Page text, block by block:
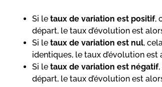
Si le taux de variation est positif,
départ, le taux d’évolution est
Si le taux de variation est nul,
identiques, le taux d’évolution est
Si le taux de variation est négatif
départ, le taux d’évolution est